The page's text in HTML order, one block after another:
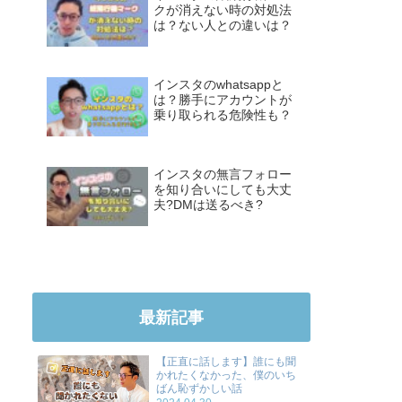
クが消えない時の対処法
は？ない人との違いは？
インスタのwhatsappと
は？勝手にアカウントが
乗り取られる危険性も？
インスタの無言フォロー
を知り合いにしても大丈
夫?DMは送るべき?
最新記事
【正直に話します】誰にも聞
かれたくなかった、僕のいち
ばん恥ずかしい話